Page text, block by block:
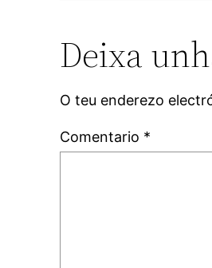
Deixa
O teu enderezo
Comentario *